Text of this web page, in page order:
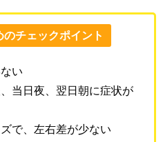
のチェックポイント
い
当日夜、翌日朝に症状が
で、左右差が少ない